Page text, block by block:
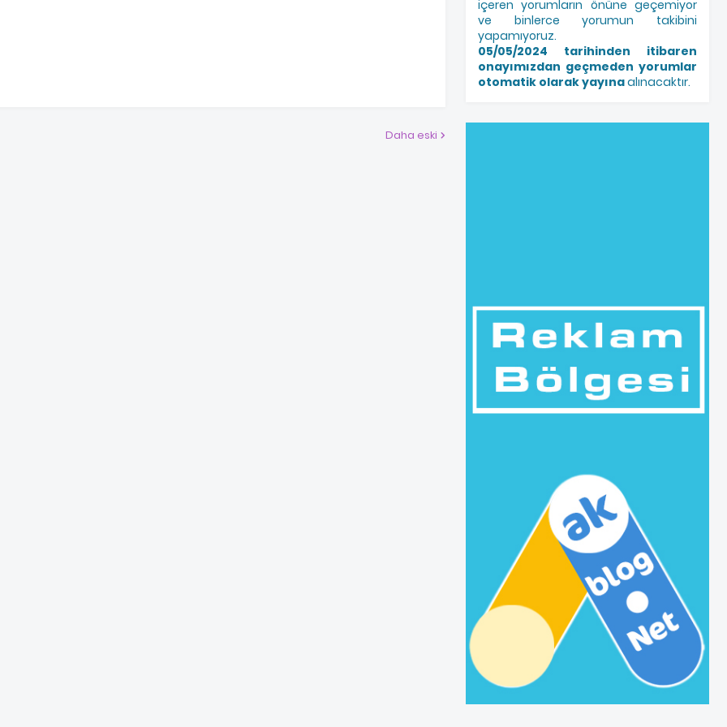
Daha eski
içeren yorumların önüne geçemiyor
ve binlerce yorumun takibini
yapamıyoruz.
05/05/2024 tarihinden itibaren
onayımızdan geçmeden yorumlar
otomatik olarak yayınaalınacaktır.